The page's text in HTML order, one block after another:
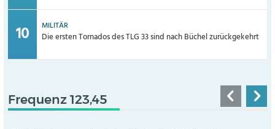
MILITÄR
Die ersten Tornados des TLG 33 sind nach Büchel zurückgekehrt
Frequenz 123,45